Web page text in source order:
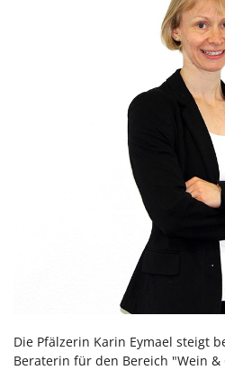
Die Pfälzerin Karin Eymael steigt
Beraterin für den Bereich "Wein &